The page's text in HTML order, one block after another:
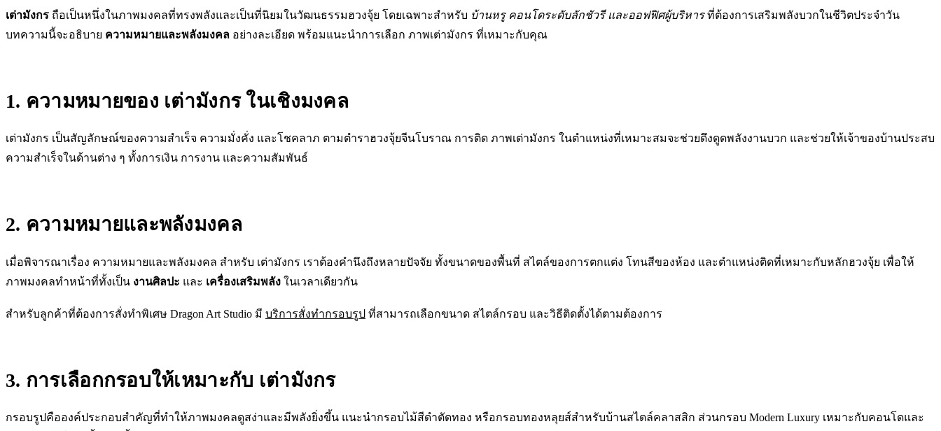
เต่ามังกร ถือเป็นหนึ่งในภาพมงคลที่ทรงพลังและเป็นที่นิยมในวัฒนธรรมฮวงจุ้ย โดยเฉพาะสำหรับ บ้านหรู คอนโดระดับลักชัวรี และออฟฟิศผู้บริหารที่ต้องการเสริมพลังบวกในชีวิตประจำวัน
บทความนี้จะอธิบาย ความหมายและพลังมงคล อย่างละเอียด พร้อมแนะนำการเลือก ภาพเต่ามังกร ที่เหมาะกับคุณ
1. ความหมายของ เต่ามังกร ในเชิงมงคล
เต่ามังกร เป็นสัญลักษณ์ของความสำเร็จ ความมั่งคั่ง และโชคลาภ ตามตำราฮวงจุ้ยจีนโบราณ การติด ภาพเต่ามังกร ในตำแหน่งที่เหมาะสมจะช่วยดึงดูดพลังงานบวก และช่วยให้เจ้าของบ้านประสบ
ความสำเร็จในด้านต่าง ๆ ทั้งการเงิน การงาน และความสัมพันธ์
2. ความหมายและพลังมงคล
เมื่อพิจารณาเรื่อง ความหมายและพลังมงคล สำหรับ เต่ามังกร เราต้องคำนึงถึงหลายปัจจัย ทั้งขนาดของพื้นที่ สไตล์ของการตกแต่ง โทนสีของห้อง และตำแหน่งติดที่เหมาะกับหลักฮวงจุ้ย เพื่อให้
ภาพมงคลทำหน้าที่ทั้งเป็น งานศิลปะ และ เครื่องเสริมพลัง ในเวลาเดียวกัน
สำหรับลูกค้าที่ต้องการสั่งทำพิเศษ Dragon Art Studio มี บริการสั่งทำกรอบรูป ที่สามารถเลือกขนาด สไตล์กรอบ และวิธีติดตั้งได้ตามต้องการ
3. การเลือกกรอบให้เหมาะกับ เต่ามังกร
กรอบรูปคือองค์ประกอบสำคัญที่ทำให้ภาพมงคลดูสง่าและมีพลังยิ่งขึ้น แนะนำกรอบไม้สีดำตัดทอง หรือกรอบทองหลุยส์สำหรับบ้านสไตล์คลาสสิก ส่วนกรอบ Modern Luxury เหมาะกับคอนโดและ